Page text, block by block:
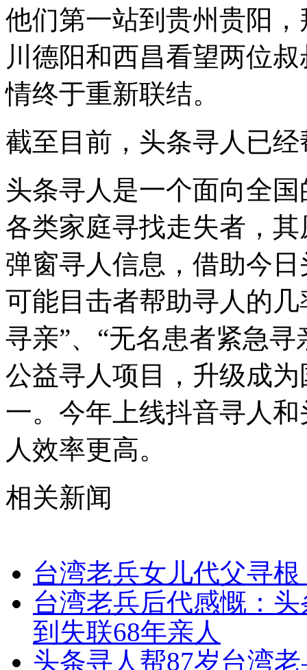
他们第一站到贵州贵阳
川德阳和西昌看望两位
情终于重新联结。
截至目前，头条寻人已
头条寻人是一个面向全
各类家庭寻找走失者，
弹窗寻人信息，借助今
可能目击者帮助寻人的
寻亲”、“无名患者紧急
公益寻人项目，升级成
一。今年上线抖音寻人
人效率更高。
相关新闻
台湾老兵女儿代父寻
台湾老兵后代感慨：
到失联68年亲人
头条寻人帮87岁台湾